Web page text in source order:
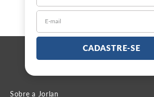
ou3x deR$ 16,41sem juros